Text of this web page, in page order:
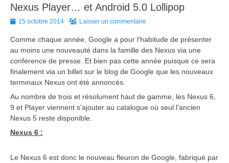
Nexus Player… et Android 5.0 Lollipop
Posted15 octobre 2014 Laisser un commentaire
Comme chaque année, Google a pour l'habitude de présenter
au moins une nouveauté dans la famille des Nexus via une
conférence de presse. Et bien pas cette année puisque ce sera
finalement via un billet sur le blog de Google que les nouveaux
terminaux Nexus ont été annoncés.
Au nombre de trois et résolument haut de gamme, les Nexus 6,
9 et Player viennent s'ajouter au catalogue où seul l'ancien
Nexus 5 reste disponible.
Nexus 6 :
Le Nexus 6 est donc le nouveau fleuron de Google, fabriqué par